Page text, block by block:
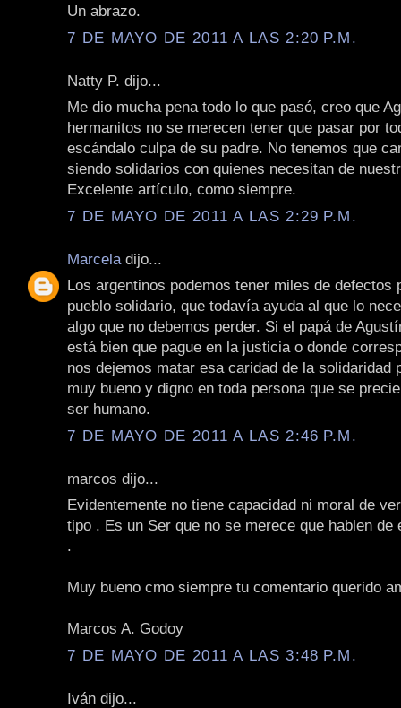
Un abrazo.
7 DE MAYO DE 2011 A LAS 2:20 P.M.
Natty P. dijo...
Me dio mucha pena todo lo que pasó, creo que
hermanitos no se merecen tener que pasar por
escándalo culpa de su padre. No tenemos que
siendo solidarios con quienes necesitan de
Excelente artículo, como siempre.
7 DE MAYO DE 2011 A LAS 2:29 P.M.
Marcela dijo...
Los argentinos podemos tener miles de defectos
pueblo solidario, que todavía ayuda al que lo
algo que no debemos perder. Si el papá de
está bien que pague en la justicia o donde
nos dejemos matar esa caridad de la solidaridad
muy bueno y digno en toda persona que se
ser humano.
7 DE MAYO DE 2011 A LAS 2:46 P.M.
marcos dijo...
Evidentemente no tiene capacidad ni moral de
tipo . Es un Ser que no se merece que hablen de
.
Muy bueno cmo siempre tu comentario querido
Marcos A. Godoy
7 DE MAYO DE 2011 A LAS 3:48 P.M.
Iván dijo...